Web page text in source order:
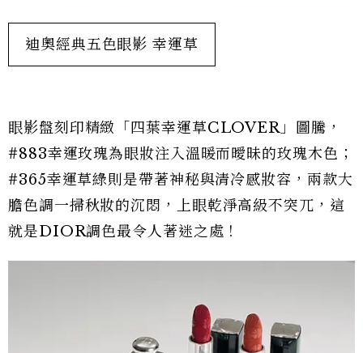
迪奧經典五色眼影 幸運草
眼影盤刻印精緻「四葉幸運草CLOVER」圖騰，
#883幸運玫瑰為眼妝注入溫暖而曖昧的玫瑰木色；
#365幸運草綠則是帶著神秘與清冷感妝容，兩款大
膽色調一掃秋妝的沉悶，上眼乾淨高級不突兀，這
就是DIOR調色最令人著迷之處！